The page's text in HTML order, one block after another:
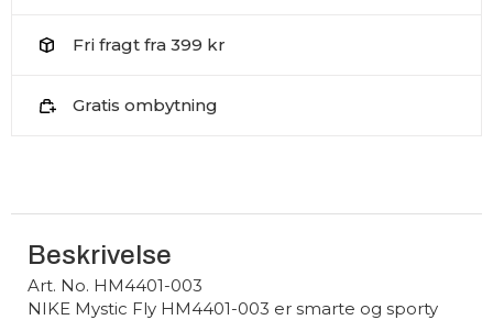
Fri fragt fra 399 kr
Gratis ombytning
Beskrivelse
Art. No. HM4401-003
NIKE Mystic Fly HM4401-003 er smarte og sporty